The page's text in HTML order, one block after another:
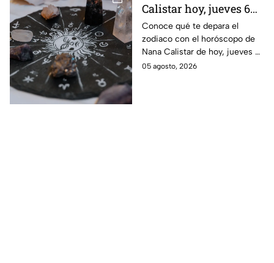
Calistar hoy, jueves 6
de agosto: a estos
signos se les abren las
puertas del dinero
Conoce qué te depara el
zodiaco con el horóscopo de
Nana Calistar de hoy, jueves 6
de agosto. ¿Será dinero o
05 agosto, 2026